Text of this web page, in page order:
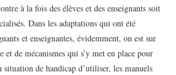
à la fois des élèves et des enseignants soit
Dans les adaptations qui ont été
et enseignantes, évidemment, on est sur
et de mécanismes qui s’y met en place pour
situation de handicap d’utiliser, les manuels